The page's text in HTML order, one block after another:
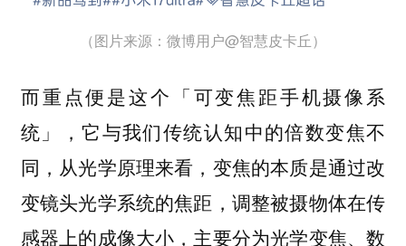
（图片来源：微博用户@智慧皮卡丘）
而重点便是这个「可变焦距手机摄像系
统」，它与我们传统认知中的倍数变焦不
同，从光学原理来看，变焦的本质是通过改
变镜头光学系统的焦距，调整被摄物体在传
感器上的成像大小，主要分为光学变焦、数